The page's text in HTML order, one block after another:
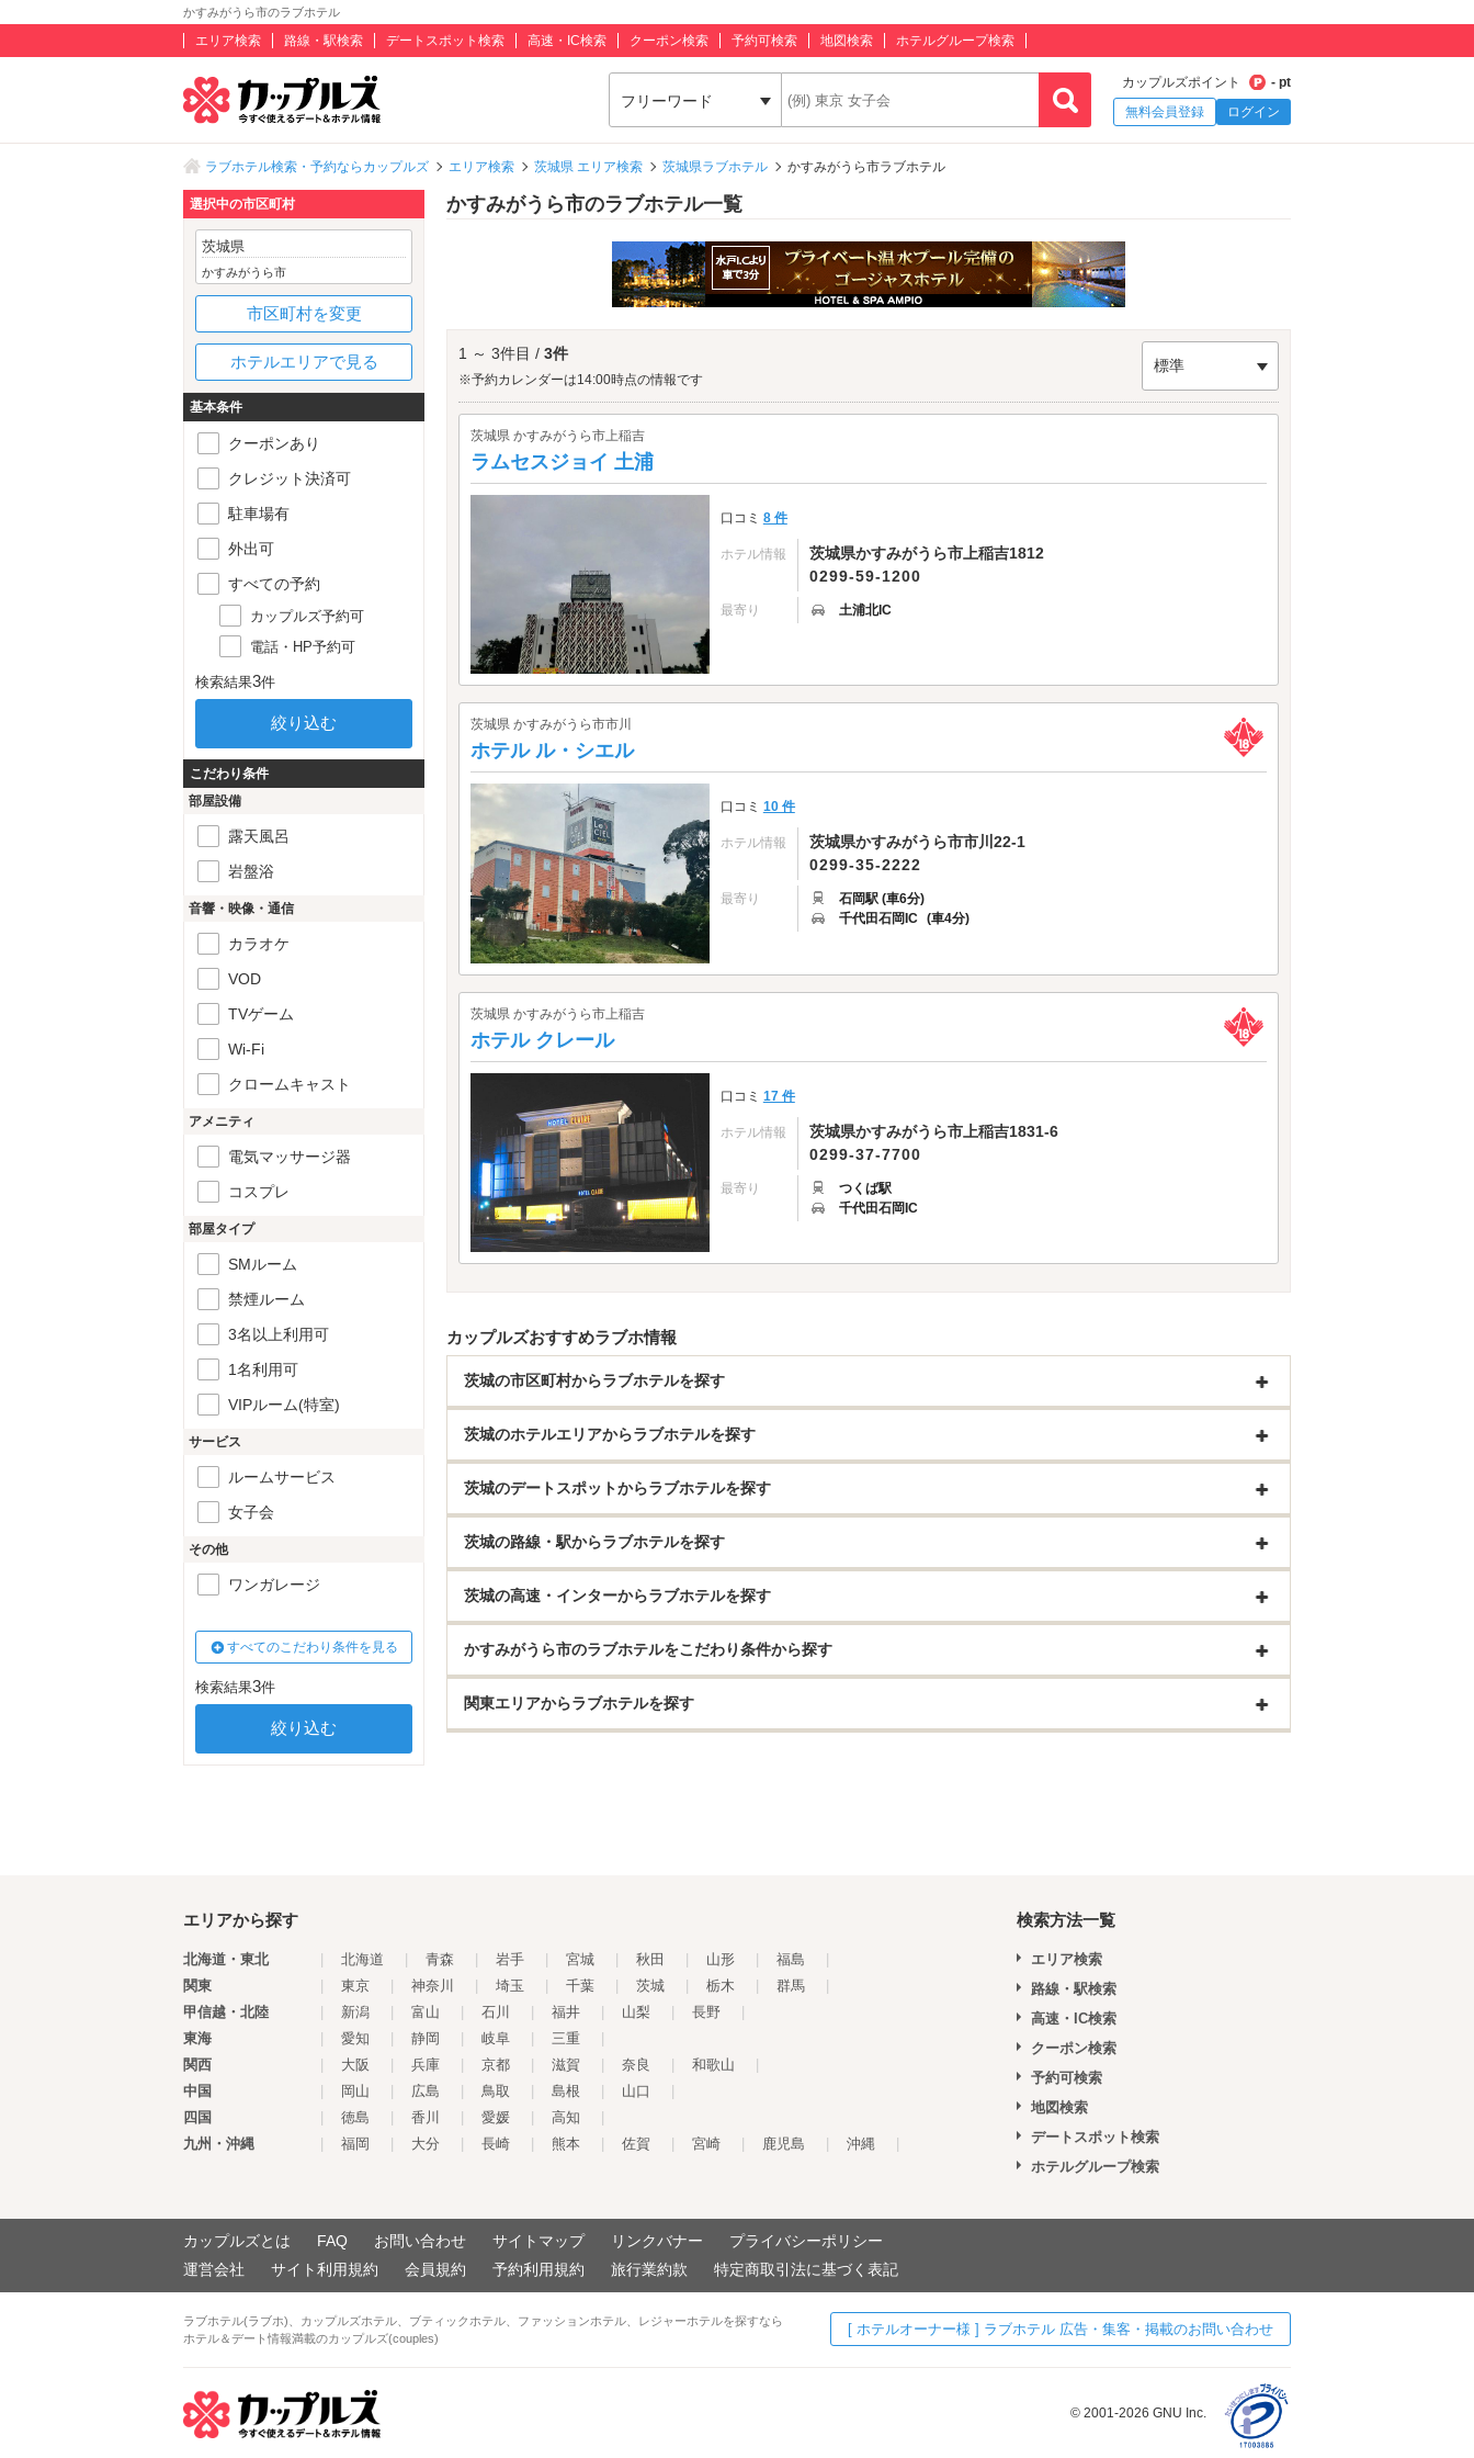
かすみがうら市のラブホテル
エリア検索 路線・駅検索 デートスポット検索 高速・IC検索 クーポン検索 予約可検索 地図検索 ホテルグループ検索
フリーワード
カップルズポイント
- pt
無料会員登録
ログイン
ラブホテル検索・予約ならカップルズ エリア検索 茨城県 エリア検索 茨城県ラブホテル かすみがうら市ラブホテル
かすみがうら市のラブホテル一覧
1 ～ 3件目 / 3件
※予約カレンダーは14:00時点の情報です
標準
茨城県 かすみがうら市上稲吉
ラムセスジョイ 土浦
口コミ 8 件
ホテル情報
茨城県かすみがうら市上稲吉1812
0299-59-1200
最寄り 土浦北IC
茨城県 かすみがうら市市川
ホテル ル・シエル
口コミ 10 件
ホテル情報
茨城県かすみがうら市市川22-1
0299-35-2222
最寄り
石岡駅 (車6分)
千代田石岡IC (車4分)
茨城県 かすみがうら市上稲吉
ホテル クレール
口コミ 17 件
ホテル情報
茨城県かすみがうら市上稲吉1831-6
0299-37-7700
最寄り
つくば駅
千代田石岡IC
カップルズおすすめラブホ情報
茨城の市区町村からラブホテルを探す
茨城のホテルエリアからラブホテルを探す
茨城のデートスポットからラブホテルを探す
茨城の路線・駅からラブホテルを探す
茨城の高速・インターからラブホテルを探す
かすみがうら市のラブホテルをこだわり条件から探す
関東エリアからラブホテルを探す
選択中の市区町村
茨城県
かすみがうら市
市区町村を変更
ホテルエリアで見る
基本条件
クーポンあり
クレジット決済可
駐車場有
外出可
すべての予約
カップルズ予約可
電話・HP予約可
検索結果3件
こだわり条件
部屋設備
露天風呂
岩盤浴
音響・映像・通信
カラオケ
VOD
TVゲーム
Wi-Fi
クロームキャスト
アメニティ
電気マッサージ器
コスプレ
部屋タイプ
SMルーム
禁煙ルーム
3名以上利用可
1名利用可
VIPルーム(特室)
サービス
ルームサービス
女子会
その他
ワンガレージ
すべてのこだわり条件を見る
検索結果3件
エリアから探す
北海道・東北 北海道 青森 岩手 宮城 秋田 山形 福島
関東
東京 神奈川 埼玉 千葉 茨城 栃木 群馬
甲信越・北陸
新潟 富山 石川 福井 山梨 長野
東海
愛知 静岡 岐阜 三重
関西
大阪 兵庫 京都 滋賀 奈良 和歌山
中国
岡山 広島 鳥取 島根 山口
四国
徳島 香川 愛媛 高知
九州・沖縄
福岡 大分 長崎 熊本 佐賀 宮崎 鹿児島 沖縄
検索方法一覧
エリア検索
路線・駅検索
高速・IC検索
クーポン検索
予約可検索
地図検索
デートスポット検索
ホテルグループ検索
カップルズとは FAQ お問い合わせ サイトマップ リンクバナー
プライバシーポリシー
運営会社
サイト利用規約 会員規約 予約利用規約 旅行業約款 特定商取引法に基づく表記
ラブホテル(ラブホ)、カップルズホテル、ブティックホテル、ファッションホテル、レジャーホテルを探すなら
ホテル＆デート情報満載のカップルズ(couples)
[ ホテルオーナー様 ] ラブホテル 広告・集客・掲載のお問い合わせ
© 2001-2026 GNU Inc.